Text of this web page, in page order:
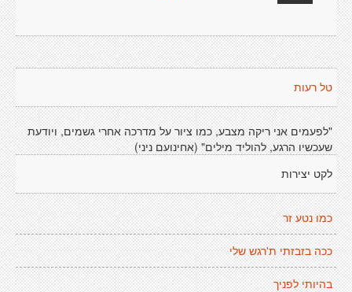
טל רעות
"לפעמים אני ריקה מצבע, כמו ציור על מדרכה אחרי גשמים, ויודעת
שעכשיו הרגע, להוליד מילים" (אחינועם ניני)
לקט יצירות
כמו נטע זר
ככה בזבזתי ת'רגש שלי
בהיותי לפניך